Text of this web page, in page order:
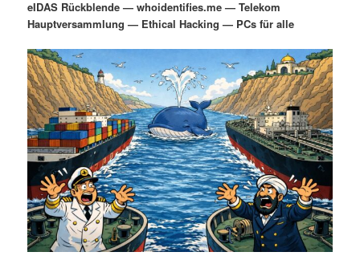
m
ä
r
e
n
I
n
u
n
d
ä
r
e
n
s
n
a
v
i
g
a
t
i
o
n
eIDAS Rückblende — whoidentifies.me — Telekom
Hauptversammlung — Ethical Hacking — PCs für alle